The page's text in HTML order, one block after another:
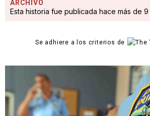
ARCHIVO
Esta historia fue publicada hace más de 9
Se adhiere a los criterios de